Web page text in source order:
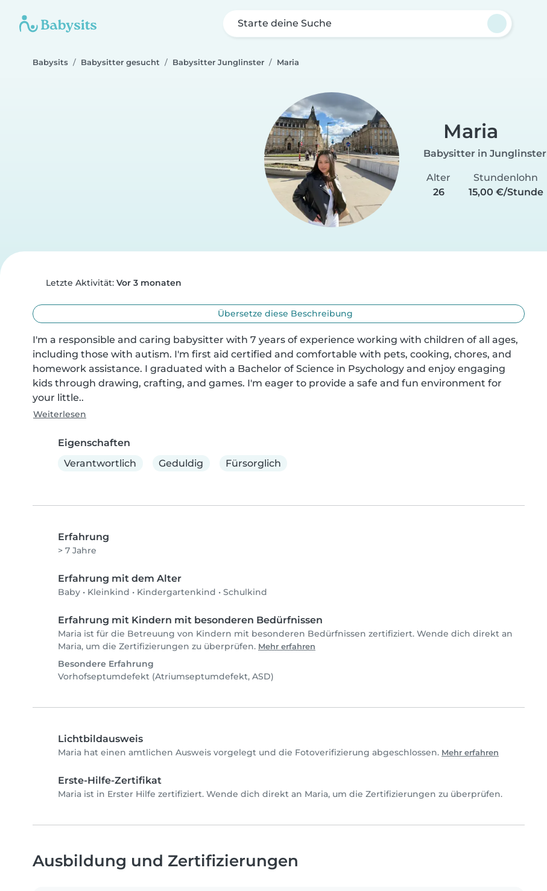
Starte deine Suche
Babysits Babysitter gesucht Babysitter Junglinster Maria
Maria
Babysitter in Junglinster
Alter
26
Stundenlohn
15,00 €/Stunde
Letzte Aktivität: Vor 3 monaten
Übersetze diese Beschreibung
I'm a responsible and caring babysitter with 7 years of experience working with children of all ages,
including those with autism. I'm first aid certified and comfortable with pets, cooking, chores, and
homework assistance. I graduated with a Bachelor of Science in Psychology and enjoy engaging
kids through drawing, crafting, and games. I'm eager to provide a safe and fun environment for
your little..
Weiterlesen
Eigenschaften
Verantwortlich
Geduldig Fürsorglich
Erfahrung
> 7 Jahre
Erfahrung mit dem Alter
Baby • Kleinkind • Kindergartenkind • Schulkind
Erfahrung mit Kindern mit besonderen Bedürfnissen
Maria ist für die Betreuung von Kindern mit besonderen Bedürfnissen zertifiziert. Wende dich direkt an
Maria, um die Zertifizierungen zu überprüfen. Mehr erfahren
Besondere Erfahrung
Vorhofseptumdefekt (Atriumseptumdefekt, ASD)
Lichtbildausweis
Maria hat einen amtlichen Ausweis vorgelegt und die Fotoverifizierung abgeschlossen. Mehr erfahren
Erste-Hilfe-Zertifikat
Maria ist in Erster Hilfe zertifiziert. Wende dich direkt an Maria, um die Zertifizierungen zu überprüfen.
Ausbildung und Zertifizierungen